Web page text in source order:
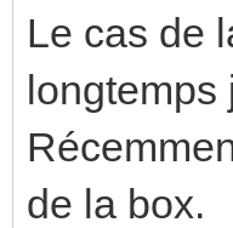
Le cas de
longtemps
de la box.